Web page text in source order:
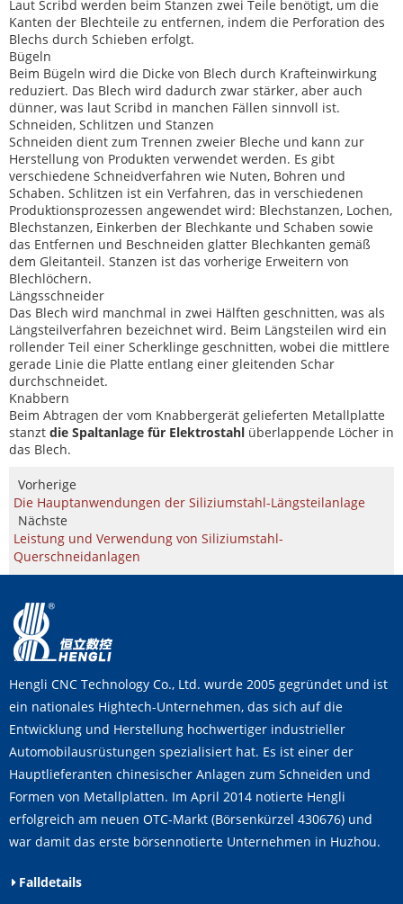
Laut Scribd werden beim Stanzen zwei Teile benötigt, um die
Kanten der Blechteile zu entfernen, indem die Perforation des
Blechs durch Schieben erfolgt.
Bügeln
Beim Bügeln wird die Dicke von Blech durch Krafteinwirkung
reduziert. Das Blech wird dadurch zwar stärker, aber auch
dünner, was laut Scribd in manchen Fällen sinnvoll ist.
Schneiden, Schlitzen und Stanzen
Schneiden dient zum Trennen zweier Bleche und kann zur
Herstellung von Produkten verwendet werden. Es gibt
verschiedene Schneidverfahren wie Nuten, Bohren und
Schaben. Schlitzen ist ein Verfahren, das in verschiedenen
Produktionsprozessen angewendet wird: Blechstanzen, Lochen,
Blechstanzen, Einkerben der Blechkante und Schaben sowie
das Entfernen und Beschneiden glatter Blechkanten gemäß
dem Gleitanteil. Stanzen ist das vorherige Erweitern von
Blechlöchern.
Längsschneider
Das Blech wird manchmal in zwei Hälften geschnitten, was als
Längsteilverfahren bezeichnet wird. Beim Längsteilen wird ein
rollender Teil einer Scherklinge geschnitten, wobei die mittlere
gerade Linie die Platte entlang einer gleitenden Schar
durchschneidet.
Knabbern
Beim Abtragen der vom Knabbergerät gelieferten Metallplatte
stanzt die Spaltanlage für Elektrostahl überlappende Löcher in
das Blech.
Vorherige
Die Hauptanwendungen der Siliziumstahl-Längsteilanlage
Nächste
Leistung und Verwendung von Siliziumstahl-
Querschneidanlagen
Hengli CNC Technology Co., Ltd. wurde 2005 gegründet und ist
ein nationales Hightech-Unternehmen, das sich auf die
Entwicklung und Herstellung hochwertiger industrieller
Automobilausrüstungen spezialisiert hat. Es ist einer der
Hauptlieferanten chinesischer Anlagen zum Schneiden und
Formen von Metallplatten. Im April 2014 notierte Hengli
erfolgreich am neuen OTC-Markt (Börsenkürzel 430676) und
war damit das erste börsennotierte Unternehmen in Huzhou.
Falldetails